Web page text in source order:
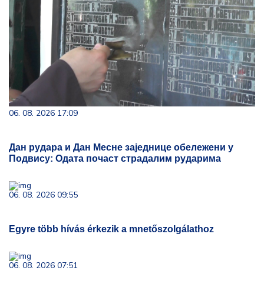
06. 08. 2026 17:09
Дан рудара и Дан Месне заједнице обележени у
Подвису: Одата почаст страдалим рударима
06. 08. 2026 09:55
Egyre több hívás érkezik a mnetőszolgálathoz
06. 08. 2026 07:51